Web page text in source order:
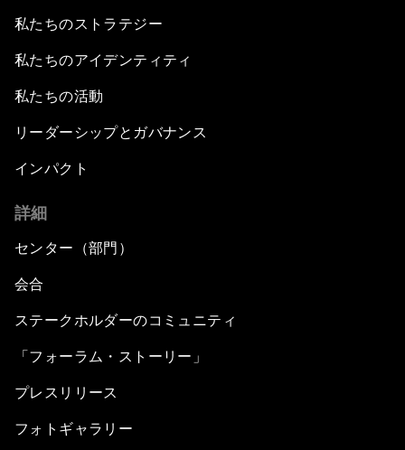
私たちのストラテジー
私たちのアイデンティティ
私たちの活動
リーダーシップとガバナンス
インパクト
詳細
センター（部門）
会合
ステークホルダーのコミュニティ
「フォーラム・ストーリー」
プレスリリース
フォトギャラリー